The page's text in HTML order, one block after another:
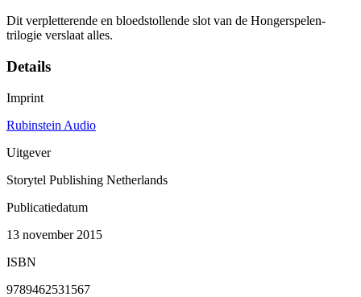
Dit verpletterende en bloedstollende slot van de Hongerspelen-
trilogie verslaat alles.
Details
Imprint
Rubinstein Audio
Uitgever
Storytel Publishing Netherlands
Publicatiedatum
13 november 2015
ISBN
9789462531567